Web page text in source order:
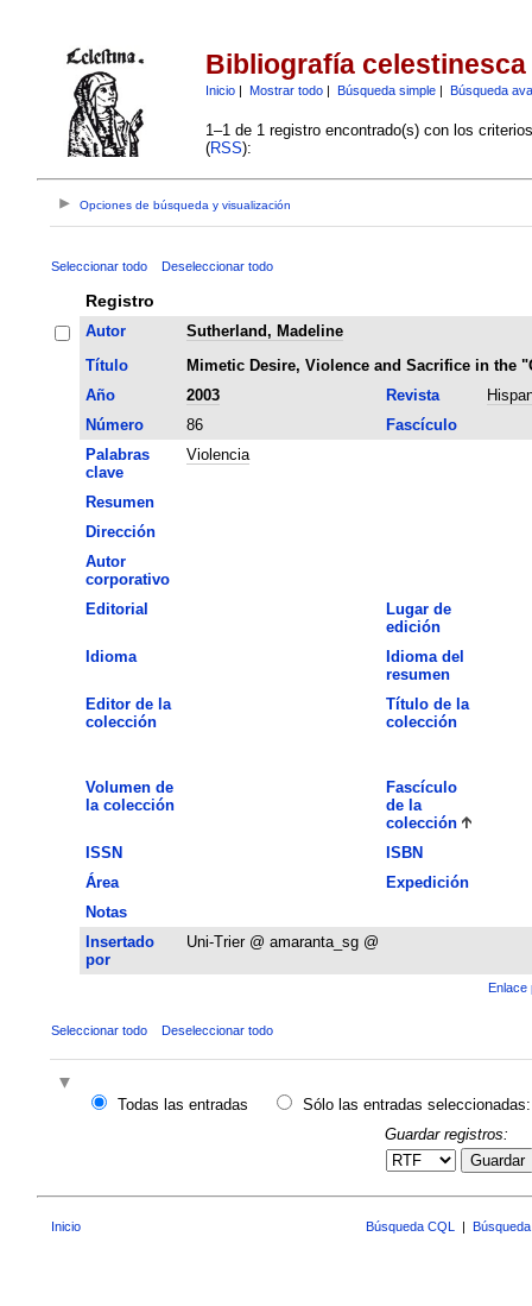
Bibliografía celestinesca
Inicio| Mostrar todo| Búsqueda simple| Búsqueda
1–1 de 1 registro encontrado(s) con los
(RSS):
Opciones de búsqueda y visualización
Seleccionar todo Deseleccionar todo
Registro
Autor
Sutherland, Madeline
Título
Mimetic Desire, Violence and Sacrifice in the
Año
2003 Revista
Número
86
Fascículo
Palabras
clave
Violencia
Resumen
Dirección
Autor
corporativo
Editorial
Lugar de
edición
Idioma
Idioma del
resumen
Editor de la
colección
Título de la
colección
Volumen de
la colección
Fascículo
de la
colección
ISSN
ISBN
Área
Expedición
Notas
Insertado
por
Uni-Trier @ amaranta_sg @
Enlace
Seleccionar todo Deseleccionar todo
Todas las entradas
Sólo las entradas seleccionadas:
Guardar registros:
Guardar
Inicio Búsqueda CQL